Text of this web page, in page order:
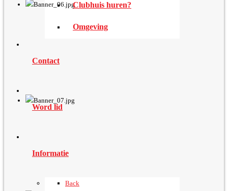
Clubhuis huren?
Omgeving
Contact
Word lid
Informatie
Back